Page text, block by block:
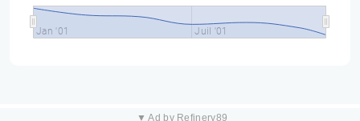
Jan '01 Juil '01
▼ Ad by Refinery89